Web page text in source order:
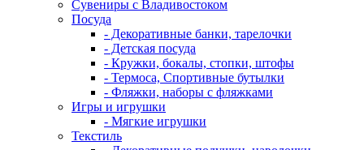
Сувениры с Владивостоком
Посуда
- Декоративные банки, тарелочки
- Детская посуда
- Кружки, бокалы, стопки, штофы
- Термоса, Спортивные бутылки
- Фляжки, наборы с фляжками
Игры и игрушки
- Мягкие игрушки
Текстиль